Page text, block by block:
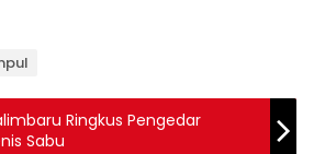
Ringkus Pengedar
Sabu